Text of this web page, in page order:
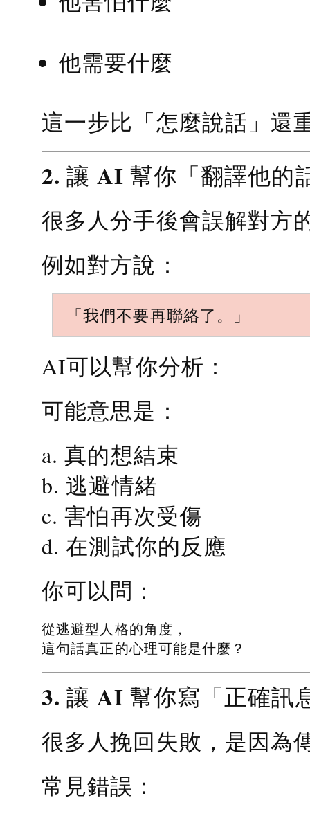
他需要什麼
這一步比「怎麼說話」還
2. 讓 AI 幫你「翻譯他的
很多人分手後會誤解對方
例如對方說：
「我們不要再聯絡了。」
AI可以幫你分析：
可能意思是：
a. 真的想結束
b. 逃避情緒
c. 害怕再次受傷
d. 在測試你的反應
你可以問：
從逃避型人格的角度，
這句話真正的心理可能是什麼？
3. 讓 AI 幫你寫「正確訊
很多人挽回失敗，是因為
常見錯誤：